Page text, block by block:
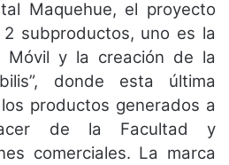
Maquehue, el proyecto
subproductos, uno es la
Móvil y la creación de la
donde esta última
productos generados a
de la Facultad y
comerciales. La marca